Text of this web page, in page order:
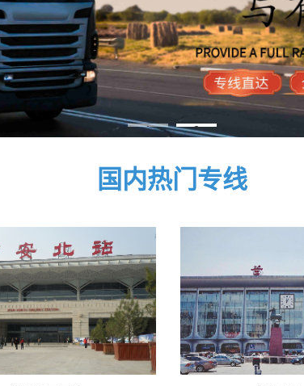
1 2
国内热门专线